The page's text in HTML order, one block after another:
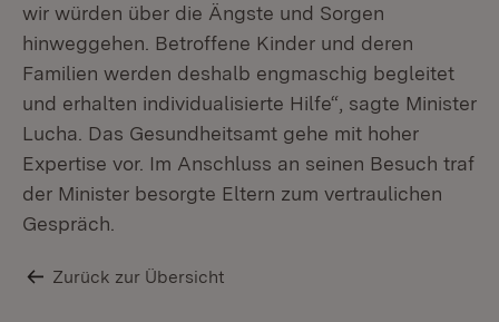
wir würden über die Ängste und Sorgen
hinweggehen. Betroffene Kinder und deren
Familien werden deshalb engmaschig begleitet
und erhalten individualisierte Hilfe“, sagte Minister
Lucha. Das Gesundheitsamt gehe mit hoher
Expertise vor. Im Anschluss an seinen Besuch traf
der Minister besorgte Eltern zum vertraulichen
Gespräch.
Zurück zur Übersicht